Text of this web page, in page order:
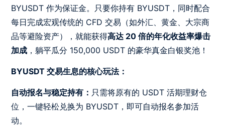
BYUSDT 作为保证金。只要你持有 BYUSDT，同时配合
每日完成宏观传统的 CFD 交易（如外汇、黄金、大宗商
品等避险资产），就能获得高达 20 倍的年化收益率爆击
加成 ，躺平瓜分 150,000 USDT 的豪华真金白银奖池！
BYUSDT 交易生息的核心玩法：
自动报名与稳定持有： 只需将原有的 USDT 活期理财仓
位，一键轻松兑换为 BYUSDT，即可自动报名参加活
动。